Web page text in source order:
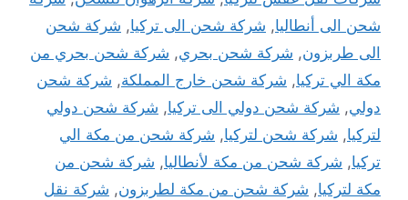
شحن الى أنطاليا, شركة شحن الى تركيا, شركة شحن
الى طربزون, شركة شحن بحري, شركة شحن بحري من
مكة الي تركيا, شركة شحن خارج المملكة, شركة شحن
دولي, شركة شحن دولي الى تركيا, شركة شحن دولي
لتركيا, شركة شحن لتركيا, شركة شحن من مكة الي
تركيا, شركة شحن من مكة لأنطاليا, شركة شحن من
مكة لتركيا, شركة شحن من مكة لطربزون, شركة نقل